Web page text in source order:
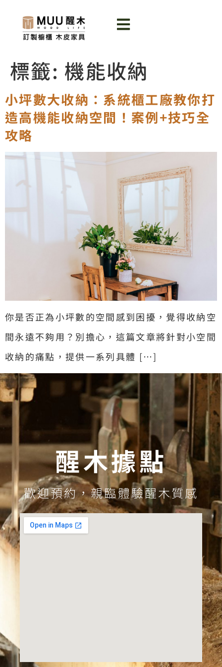
標籤: 機能收納
小坪數大收納：系統櫃工廠教你打
造高機能收納空間！案例+技巧全
攻略
你是否正為小坪數的空間感到困擾，覺得收納空
間永遠不夠用？別擔心，這篇文章將針對小空間
收納的痛點，提供一系列具體 […]
醒木據點
歡迎預約，親臨體驗醒木質感